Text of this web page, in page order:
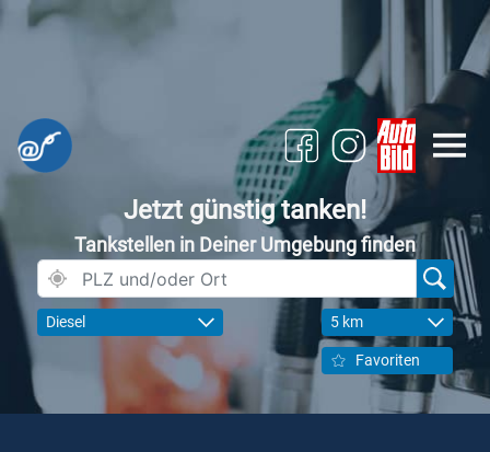
Jetzt günstig tanken!
Tankstellen in Deiner Umgebung finden
Diesel 5 km
Favoriten